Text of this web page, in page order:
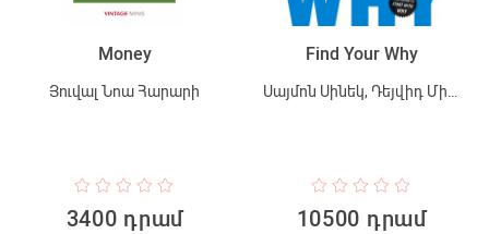
Money
Յուվալ Նոա Հարարի
3400 դրամ
Find Your Why
Սայմոն Սինեկ, Դեյվիդ Միդ, Փիթեր Դոքեր
10500 դրամ